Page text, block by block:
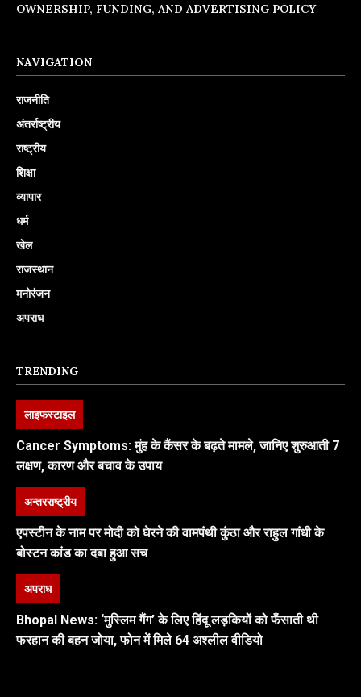
OWNERSHIP, FUNDING, AND ADVERTISING POLICY
NAVIGATION
राजनीति
अंतर्राष्ट्रीय
राष्ट्रीय
शिक्षा
व्यापार
धर्म
खेल
राजस्थान
मनोरंजन
अपराध
TRENDING
लाइफस्टाइल
Cancer Symptoms: मुंह के कैंसर के बढ़ते मामले, जानिए शुरुआती 7
लक्षण, कारण और बचाव के उपाय
अन्तरराष्ट्रीय
एपस्टीन के नाम पर मोदी को घेरने की वामपंथी कुंठा और राहुल गांधी के
बोस्टन कांड का दबा हुआ सच
अपराध
Bhopal News: ‘मुस्लिम गैंग’ के लिए हिंदू लड़कियों को फँसाती थी
फरहान की बहन जोया, फोन में मिले 64 अश्लील वीडियो